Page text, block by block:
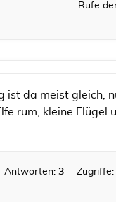
Rufe
ist da meist gleich,
rum, kleine Flügel
Antworten: 3 Zugriffe: